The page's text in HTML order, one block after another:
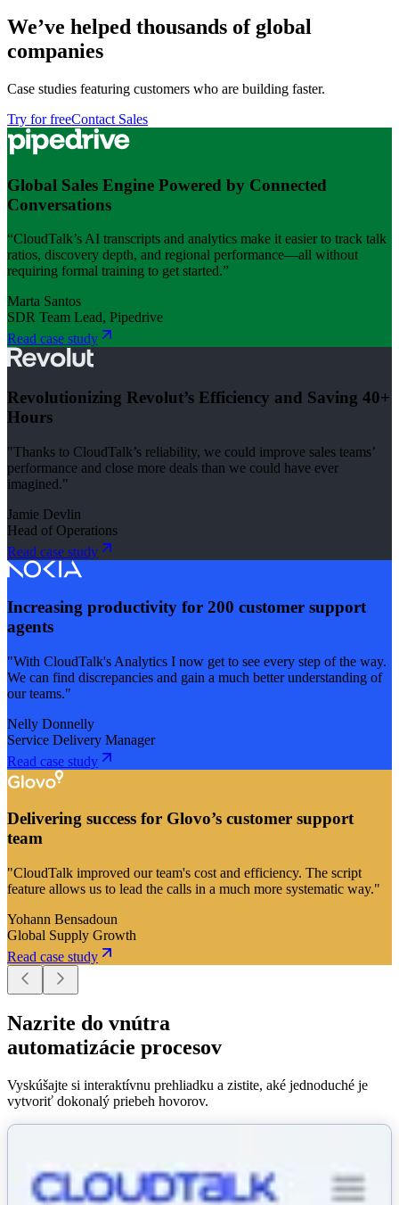
We’ve helped thousands of global
companies
Case studies featuring customers who are building faster.
Try for freeContact Sales
Global Sales Engine Powered by Connected
Conversations
“CloudTalk’s AI transcripts and analytics make it easier to track talk
ratios, discovery depth, and regional performance—all without
requiring formal training to get started.”
Marta Santos
SDR Team Lead, Pipedrive
Read case study
Revolutionizing Revolut’s Efficiency and Saving 40+
Hours
"Thanks to CloudTalk’s reliability, we could improve sales teams’
performance and close more deals than we could have ever
imagined."
Jamie Devlin
Head of Operations
Read case study
Increasing productivity for 200 customer support
agents
"With CloudTalk's Analytics I now get to see every step of the way.
We can find discrepancies and gain a much better understanding of
our teams."
Nelly Donnelly
Service Delivery Manager
Read case study
Delivering success for Glovo’s customer support
team
"CloudTalk improved our team's cost and efficiency. The script
feature allows us to lead the calls in a much more systematic way."
Yohann Bensadoun
Global Supply Growth
Read case study
Nazrite do vnútra
automatizácie procesov
Vyskúšajte si interaktívnu prehliadku a zistite, aké jednoduché je
vytvoriť dokonalý priebeh hovorov.